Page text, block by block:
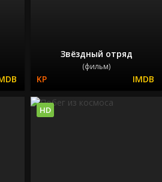
Звёздный отряд
(фильм)
HD